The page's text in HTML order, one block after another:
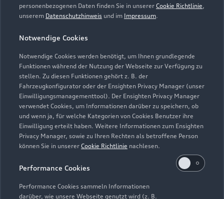
personenbezogenen Daten finden Sie in unserer Cookie Richtlinie,
unserem Datenschutzhinweis und im Impressum.
Notwendige Cookies
Notwendige Cookies werden benötigt, um Ihnen grundlegende
Funktionen während der Nutzung der Webseite zur Verfügung zu
stellen. Zu diesen Funktionen gehört z. B. der
Fahrzeugkonfigurator oder der Ensighten Privacy Manager (unser
Einwilligungsmanagementtool). Der Ensighten Privacy Manager
verwendet Cookies, um Informationen darüber zu speichern, ob
und wenn ja, für welche Kategorien von Cookies Benutzer ihre
Einwilligung erteilt haben. Weitere Informationen zum Ensighten
Privacy Manager, sowie zu Ihren Rechten als betroffene Person
können Sie in unserer Cookie Richtlinie nachlesen.
Performance Cookies
Performance Cookies sammeln Informationen
darüber, wie unsere Webseite genutzt wird (z. B.
Kontaktdaten herunterladen
Öffnungszeiten
Verkauf
Geschlossen, öffnet amSamstag 09:00
Service
Geschlossen,öffnet amSamstag 09:00
Teile- und Zubehörverkauf
Geschlossen,öffnet amSamstag 09:00